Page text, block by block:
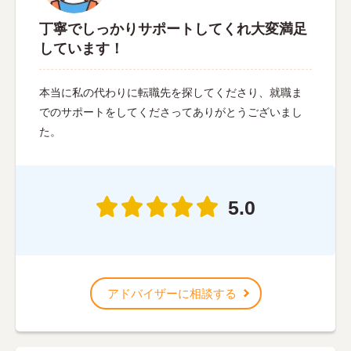
丁寧でしっかりサポートしてくれ大変満足
しています！
本当に私の代わりに転職先を探してくださり、就職ま
でのサポートをしてくださってありがとうございまし
た。
5.0
アドバイザーに相談する